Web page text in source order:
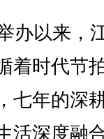
以来，
着时代节
七年的深
活深度融